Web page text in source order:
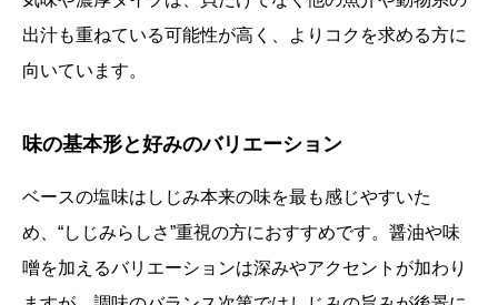
出汁も重ねている可能性が高く、よりコクを求める方に
向いています。
味の基本形と好みのバリエーション
ベースの塩味はしじみ本来の味を最も感じやすいた
め、“しじみらしさ”重視の方におすすめです。醤油や味
噌を加えるバリエーションは深みやアクセントが加わり